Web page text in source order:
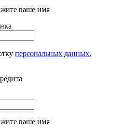
ваше имя
персональных данных.
ваше имя